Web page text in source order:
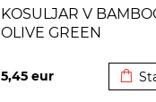
KOSULJAR V
OLIVE GREEN
5,45eur